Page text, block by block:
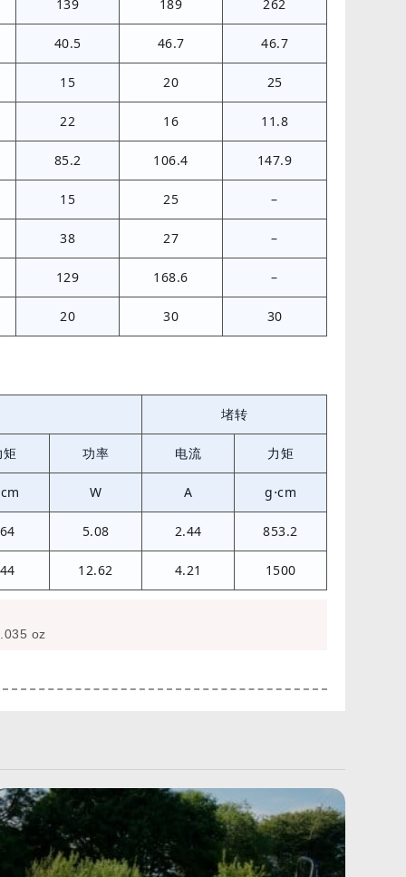
139 189 262
40.5 46.7 46.7
15 20 25
22 16 11.8
85.2 106.4 147.9
15 25 –
38 27 –
129 168.6 –
20 30 30
堵转
矩 功率 电流 力矩
W A g⋅cm
5.08 2.44 853.2
12.62 4.21 1500
oz